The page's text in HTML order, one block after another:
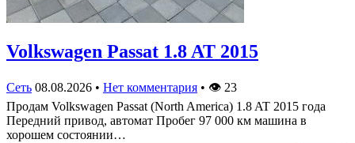
Volkswagen Passat 1.8 AT 2015
Сеть 08.08.2026 • Нет комментария • 👁 23
Продам Volkswagen Passat (North America) 1.8 AT 2015 года
Передний привод, автомат Пробег 97 000 км машина в
хорошем состоянии…